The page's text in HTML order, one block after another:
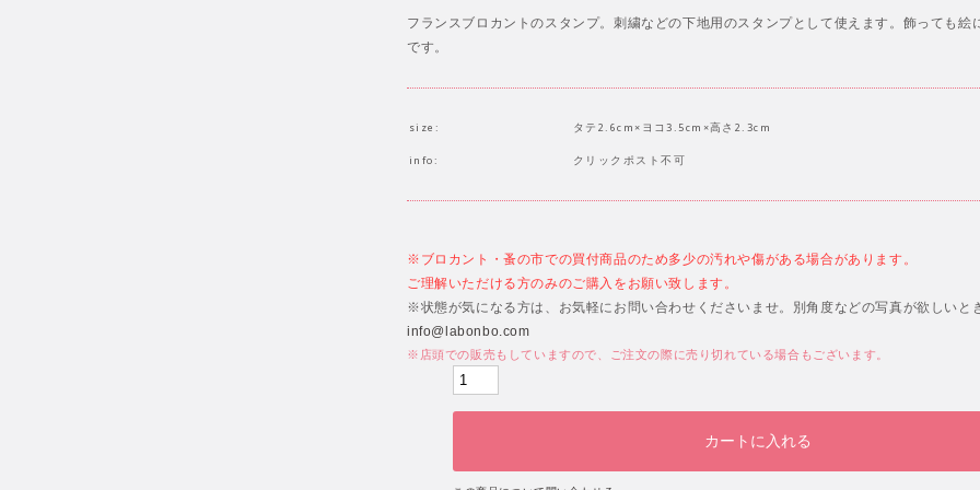
フランスブロカントのスタンプ。刺繍などの下地用のスタンプとして使えます。飾っても絵
です。
size: タテ2.6cm×ヨコ3.5cm×高さ2.3cm
info: クリックポスト不可
※ブロカント・蚤の市での買付商品のため多少の汚れや傷がある場合があります。
ご理解いただける方のみのご購入をお願い致します。
※状態が気になる方は、お気軽にお問い合わせくださいませ。別角度などの写真が欲しいと
info@labonbo.com
※店頭での販売もしていますので、ご注文の際に売り切れている場合もございます。